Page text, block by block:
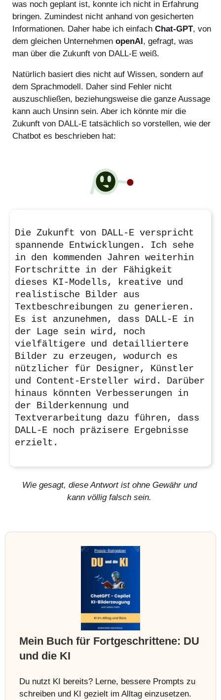
was noch geplant ist, konnte ich nicht in Erfahrung
bringen. Zumindest nicht anhand von gesicherten
Informationen. Daher habe ich einfach Chat-GPT, von
dem gleichen Unternehmen openAI, gefragt, was
man über die Zukunft von DALL-E weiß.
Natürlich basiert dies nicht auf Wissen, sondern auf
dem Sprachmodell. Daher sind Fehler nicht
auszuschließen, beziehungsweise die ganze Aussage
kann auch Unsinn sein. Aber ich könnte mir die
Zukunft von DALL-E tatsächlich so vorstellen, wie der
Chatbot es beschrieben hat:
Die Zukunft von DALL-E verspricht
spannende Entwicklungen. Ich sehe
in den kommenden Jahren weiterhin
Fortschritte in der Fähigkeit
dieses KI-Modells, kreative und
realistische Bilder aus
Textbeschreibungen zu generieren.
Es ist anzunehmen, dass DALL-E in
der Lage sein wird, noch
vielfältigere und detailliertere
Bilder zu erzeugen, wodurch es
nützlicher für Designer, Künstler
und Content-Ersteller wird. Darüber
hinaus könnten Verbesserungen in
der Bilderkennung und
Textverarbeitung dazu führen, dass
DALL-E noch präzisere Ergebnisse
erzielt.
Wie gesagt, diese Antwort ist ohne Gewähr und
kann völlig falsch sein.
Mein Buch für Fortgeschrittene: DU
und die KI
Du nutzt KI bereits? Lerne, bessere Prompts zu
schreiben und KI gezielt im Alltag einzusetzen.